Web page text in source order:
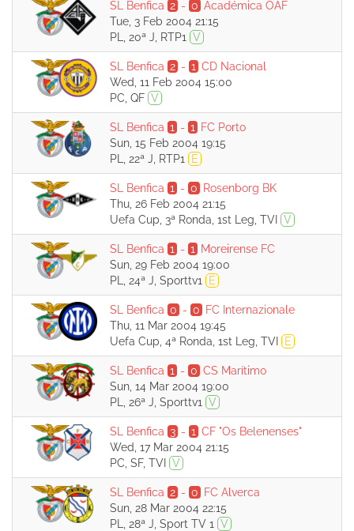
SL Benfica 2 - 0 Académica OAF
Tue, 3 Feb 2004 21:15
PL, 20ª J, RTP1
V
SL Benfica 2 - 1 CD Nacional
Wed, 11 Feb 2004 15:00
PC, QF V
SL Benfica 1 - 1
FC Porto
Sun, 15 Feb 2004 19:15
PL, 22ª J, RTP1
E
SL Benfica 1 - 0
Rosenborg BK
Thu, 26 Feb 2004 21:15
Uefa Cup, 3ª Ronda, 1st Leg, TVI
V
SL Benfica 1 - 1
Moreirense FC
Sun, 29 Feb 2004 19:00
PL, 24ª J, Sporttv1
E
SL Benfica 0 - 0
FC Internazionale
Thu, 11 Mar 2004 19:45
Uefa Cup, 4ª Ronda, 1st Leg, TVI
E
SL Benfica 1 - 0 CS Marítimo
Sun, 14 Mar 2004 19:00
PL, 26ª J, Sporttv1
V
SL Benfica 3 - 1 CF "Os Belenenses"
Wed, 17 Mar 2004 21:15
PC, SF, TVI
V
SL Benfica 2 - 0
FC Alverca
Sun, 28 Mar 2004 22:15
PL, 28ª J, Sport TV 1
V